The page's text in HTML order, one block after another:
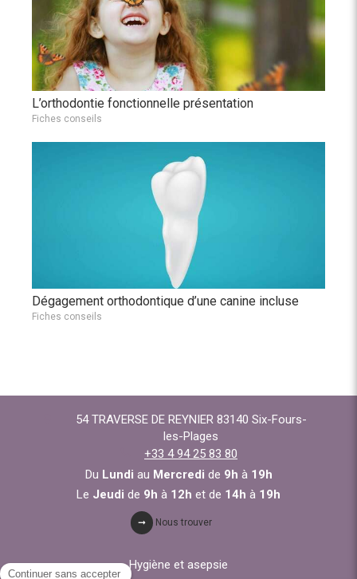
L’orthodontie fonctionnelle présentation
Fiches conseils
Dégagement orthodontique d’une canine incluse
Fiches conseils
54 TRAVERSE DE REYNIER 83140 Six-Fours-
les-Plages
+33 4 94 25 83 80
Du Lundi au Mercredi de 9h à 19h
Le Jeudi de 9h à 12h et de 14h à 19h
Nous trouver
Hygiène et asepsie